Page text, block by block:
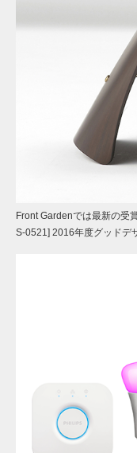
Front Gardenでは最新の受
S-0521] 2016年度グッドデ